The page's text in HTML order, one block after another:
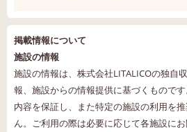
掲載情報について
施設の情報
施設の情報は、株式会社LITALICOの独自
報、施設からの情報提供に基づくもので
内容を保証し、また特定の施設の利用を
ん。ご利用の際は必要に応じて各施設に